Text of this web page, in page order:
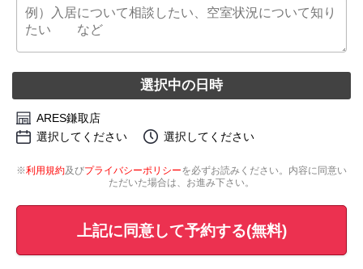
選択中の日時
ARES鎌取店
選択してください
選択してください
※利用規約及びプライバシーポリシーを必ずお読みください。内容に同意い
ただいた場合は、お進み下さい。
上記に同意して予約する(無料)